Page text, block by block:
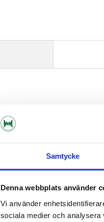
Samtycke
Denna webbplats använder
Vi använder
sociala medier och